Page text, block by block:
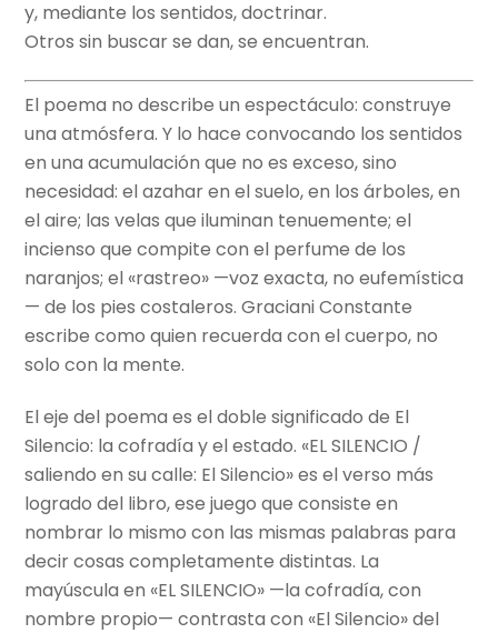
y, mediante los sentidos, doctrinar.
Otros sin buscar se dan, se encuentran.
El poema no describe un espectáculo: construye
una atmósfera. Y lo hace convocando los sentidos
en una acumulación que no es exceso, sino
necesidad: el azahar en el suelo, en los árboles, en
el aire; las velas que iluminan tenuemente; el
incienso que compite con el perfume de los
naranjos; el «rastreo» —voz exacta, no eufemística
— de los pies costaleros. Graciani Constante
escribe como quien recuerda con el cuerpo, no
solo con la mente.
El eje del poema es el doble significado de El
Silencio: la cofradía y el estado. «EL SILENCIO /
saliendo en su calle: El Silencio» es el verso más
logrado del libro, ese juego que consiste en
nombrar lo mismo con las mismas palabras para
decir cosas completamente distintas. La
mayúscula en «EL SILENCIO» —la cofradía, con
nombre propio— contrasta con «El Silencio» del